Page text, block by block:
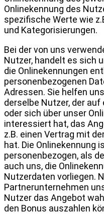
Onlinekennung des
spezifische Werte wie
und Kategorisierungen.
Bei der von uns
Nutzer, handelt es sich
die Onlinekennungen
personenbezogenen
Adressen. Sie helfen
derselbe Nutzer, der
oder sich über unser
interessiert hat, das
z.B. einen Vertrag mit
hat. Die Onlinekennung
personenbezogen, als
auch uns, die
Nutzerdaten vorliegen.
Partnerunternehmen
Nutzer das Angebot
den Bonus auszahlen